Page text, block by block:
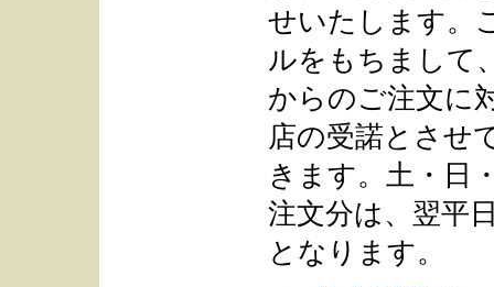
せいたします。
ルをもちまして
からのご注文に
店の受諾とさせ
きます。土・日
注文分は、翌平
となります。